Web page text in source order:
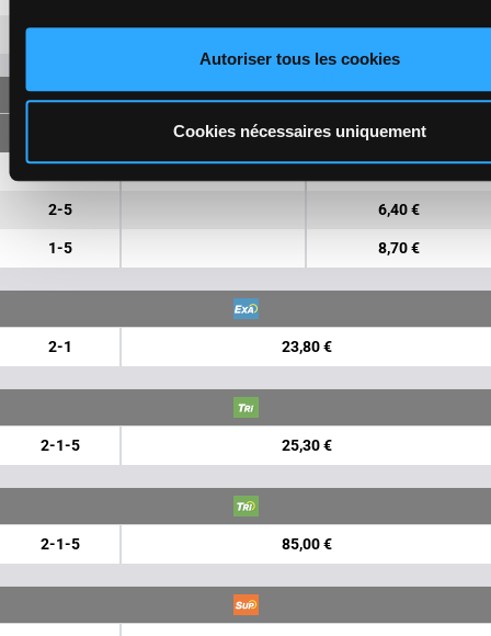
Autoriser tous les cookies
Cookies nécessaires uniquement
4 5,30 €
FORECAST
2-5 6,40 €
1-5 8,70 €
2-1 23,80 €
2-1-5 25,30 €
2-1-5 85,00 €